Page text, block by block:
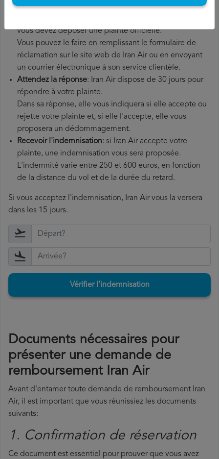
Déposer unedemande de remboursement Iran Air: une
vous devez déposer une plainte officielle.
Vous pouvez le faire en remplissant le formulaire de
réclamation sur le site web de Iran Air ou en envoyant
un courrier électronique à son service clientèle.
Attendez la réponse: Iran Air dispose de 30 jours pour
répondre à votre plainte.
Dans sa réponse, elle vous indiquera si elle accepte ou
rejette votre plainte et, si elle l'accepte, elle vous
proposera un dédommagement.
Recevoir l'indemnisation: si Iran Air accepte votre
plainte, une indemnisation vous sera proposée.
L'indemnité varie entre 250 et 600 euros, en fonction
de la distance du vol et de la durée du retard.
Si vous acceptez l'indemnisation, Iran Air vous la versera
dans les 15 jours.
Vérifier l'indemnisation
Documents nécessaires pour
présenter une demande de
remboursement Iran Air
Avant d'entamer toute demande de remboursement Iran
Air, il est important que vous réunissiez les documents
suivants:
1. Confirmation de réservation
Ce document est essentiel pour prouver que vous avez